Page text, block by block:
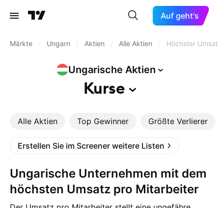
Auf geht's
Märkte Ungarn Aktien Alle Aktien Höchster
Ungarische Aktien
Kurse
Alle Aktien Top Gewinner Größte Verlierer
Erstellen Sie im Screener weitere Listen
Ungarische Unternehmen mit dem
höchsten Umsatz pro Mitarbeiter